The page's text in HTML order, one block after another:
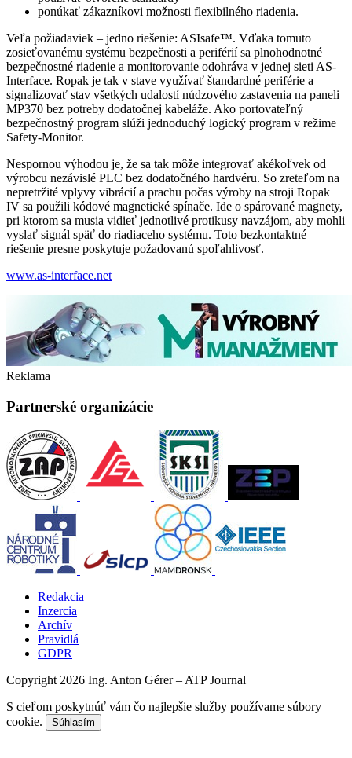
ponúkať zákazníkovi možnosti flexibilného riadenia.
Veľa požiadaviek – jedno riešenie: ASIsafe™. Vďaka tomuto
zosieťovanému systému bezpečnosti a periférií sa plnohodnotné
bezpečnostné riadenie a monitorovanie odohráva v jednej sieti AS-
Interface. Ropak je tak v stave využívať štandardné periférie a
signalizovať stav všetkých udalostí núdzového zastavenia na paneli
MP370 bez potreby dodatočnej kabeláže. Ako portovateľný
bezpečnostný program slúži jednoduchý logický program v režime
Safety-Monitor.
Nespornou výhodou je, že sa tak môže integrovať akékoľvek od
výrobcu nezávislé PLC bez dodatočného hardvéru. So zreteľom na
nepretržité vplyvy vibrácií a prachu počas výroby na stroji Ropak
IV sa použili kódové magnetické spínače. Ide o spárované magnety,
pri ktorom sa musia vidieť jednotlivé protikusy navzájom, aby mohli
vyslať signál späť do riadiaceho systému. Toto bezkontaktné
riešenie presne poskytuje požadovanú spoľahlivosť.
www.as-interface.net
Reklama
Partnerské organizácie
Redakcia
Inzercia
Archív
Pravidlá
GDPR
Copyright 2026 Ing. Anton Gérer – ATP Journal
S cieľom poskytnúť vám čo najlepšie služby používame súbory
cookie.
Súhlasím